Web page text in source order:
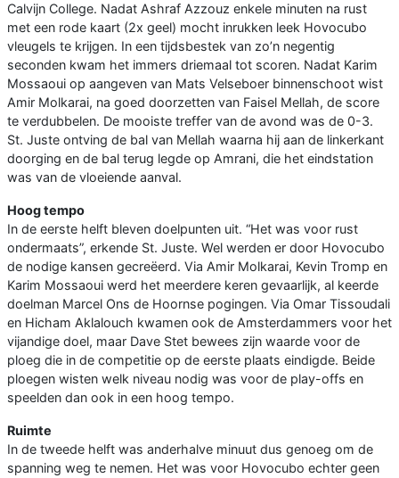
Calvijn College. Nadat Ashraf Azzouz enkele minuten na rust
met een rode kaart (2x geel) mocht inrukken leek Hovocubo
vleugels te krijgen. In een tijdsbestek van zo’n negentig
seconden kwam het immers driemaal tot scoren. Nadat Karim
Mossaoui op aangeven van Mats Velseboer binnenschoot wist
Amir Molkarai, na goed doorzetten van Faisel Mellah, de score
te verdubbelen. De mooiste treffer van de avond was de 0-3.
St. Juste ontving de bal van Mellah waarna hij aan de linkerkant
doorging en de bal terug legde op Amrani, die het eindstation
was van de vloeiende aanval.
Hoog tempo
In de eerste helft bleven doelpunten uit. “Het was voor rust
ondermaats”, erkende St. Juste. Wel werden er door Hovocubo
de nodige kansen gecreëerd. Via Amir Molkarai, Kevin Tromp en
Karim Mossaoui werd het meerdere keren gevaarlijk, al keerde
doelman Marcel Ons de Hoornse pogingen. Via Omar Tissoudali
en Hicham Aklalouch kwamen ook de Amsterdammers voor het
vijandige doel, maar Dave Stet bewees zijn waarde voor de
ploeg die in de competitie op de eerste plaats eindigde. Beide
ploegen wisten welk niveau nodig was voor de play-offs en
speelden dan ook in een hoog tempo.
Ruimte
In de tweede helft was anderhalve minuut dus genoeg om de
spanning weg te nemen. Het was voor Hovocubo echter geen